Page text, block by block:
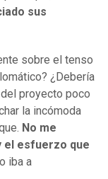
sus
sobre el tenso
¿Debería
proyecto poco
la incómoda
No me
el esfuerzo que
iba a